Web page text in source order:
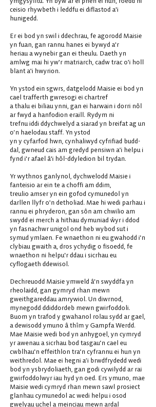
ceisio rhywbeth i leddfu ei diflastod a'i
hunigedd.
Er ei bod yn swil i ddechrau, fe agorodd Maisie
yn fuan, gan rannu hanes ei bywyd a'r
heriau a wynebir gan ei theulu. Daeth yn
amlwg mai hi yw'r matriarch, cadw trac o'i holl
blant a'i hwyrion.
Yn ystod ein sgwrs, datgelodd Maisie ei bod yn
cael trafferth gwresogi ei chartref
a thalu ei biliau ynni, gan ei harwain i dorri nôl
ar fwyd a hanfodion eraill. Rydym ni
trefnu iddi ddychwelyd a siarad yn breifat ag un
o’n haelodau staff. Yn ystod
yn y cyfarfod hwn, cynhaliwyd cyfrifiad budd-
dal, gwneud cais am gredyd pensiwn a'i helpu i
fynd i'r afael â'i hôl-ddyledion bil trydan.
Yr wythnos ganlynol, dychwelodd Maisie i
fanteisio ar ein te a choffi am ddim,
treulio amser yn ein gofod cymunedol yn
darllen llyfr o'n detholiad. Mae hi wedi parhau i
rannu ei phryderon, gan sôn am chwilio am
swydd ei merch a hithau dymuniad ŵyr i ddod
yn fasnachwr unigol ond heb wybod sut i
symud ymlaen. Fe wnaethon ni eu gwahodd i'n
clybiau gwaith a, dros ychydig o fisoedd, fe
wnaethon ni helpu'r ddau i sicrhau eu
cyflogaeth ddewisol.
Dechreuodd Maisie ymweld â'n swyddfa yn
rheolaidd, gan gymryd rhan mewn
gweithgareddau amrywiol. Un diwrnod,
mynegodd ddiddordeb mewn gwirfoddoli.
Buom yn trafod y gwahanol rolau sydd ar gael,
a dewisodd ymuno â thîm y Gampfa Werdd.
Mae Maisie wedi bod yn anhygoel, yn cymryd
yr awenau a sicrhau bod tasgau'n cael eu
cwblhau'n effeithlon tra'n cyfrannu ei hun yn
weithredol. Mae ei hegni a’i brwdfrydedd wedi
bod yn ysbrydoliaeth, gan godi cywilydd ar rai
gwirfoddolwyr iau hyd yn oed. Ers ymuno, mae
Maisie wedi cymryd rhan mewn sawl prosiect
glanhau cymunedol ac wedi helpu i osod
gwelyau uchel a meinciau mewn ardal